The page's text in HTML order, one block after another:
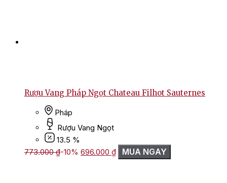
Rượu Vang Pháp Ngọt Chateau Filhot Sauternes
Pháp
Rượu Vang Ngọt
13.5 %
773.000₫-10% Giá
gốc
696.000 ₫Giá
hiện
MUA NGAY